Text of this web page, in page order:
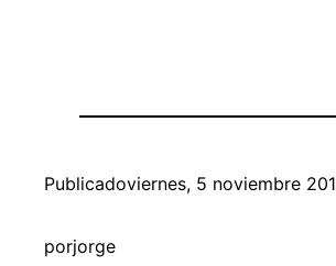
Publicadoviernes, 5 noviembre
porjorge